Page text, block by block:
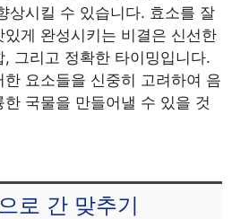
상시킬 수 있습니다. 효소를 잘
게 완성시키는 비결은 신선한
그리고 정확한 타이밍입니다.
요소들을 신중히 고려하여 음
국물을 만들어낼 수 있을 것
로 간 맞추기